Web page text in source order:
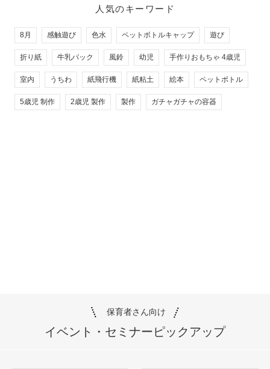
人気のキーワード
8月 感触遊び 色水 ペットボトルキャップ 遊び
折り紙 牛乳パック 風鈴 幼児 手作りおもちゃ 4歳児
室内 うちわ 紙飛行機 紙粘土 絵本 ペットボトル
5歳児 制作 2歳児 製作 製作 ガチャガチャの容器
保育者さん向け
イベント・セミナーピックアップ